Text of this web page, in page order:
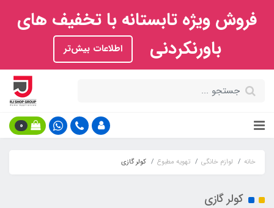
فروش ویژه تابستانه با تخفیف های
باورنکردنی
اطلاعات بیش‌تر
0
خانه لوازم خانگی تهویه مطبوع کولر گازی
کولر گازی